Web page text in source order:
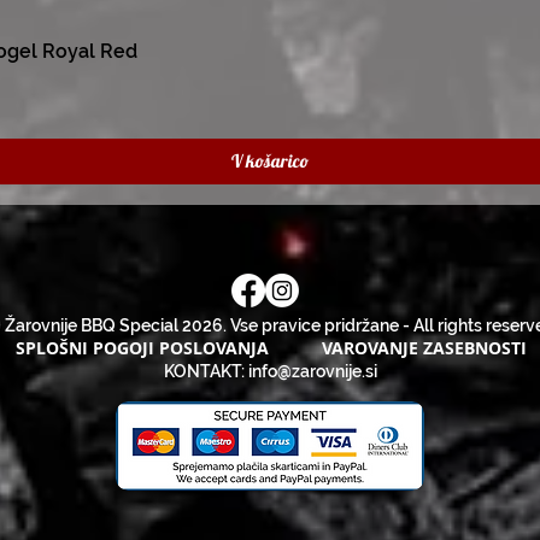
Royal Red
V košarico
BBQ Special 2026. Vse pravice pridržane - All rights
SPLOŠNI POGOJI POSLOVANJA VAROVANJE ZASEBNOSTI
KONTAKT: info@zarovnije.si